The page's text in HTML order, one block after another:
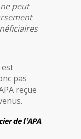
peut
est
pas
reçue
de l’APA